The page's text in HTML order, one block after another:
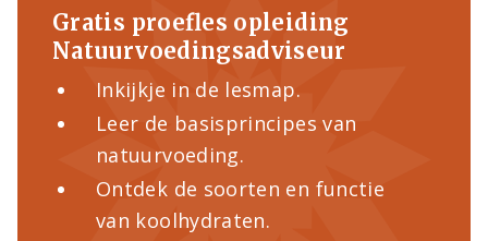
Gratis proefles opleiding
Natuurvoedingsadviseur
Inkijkje in de lesmap.
Leer de basisprincipes van
natuurvoeding.
Ontdek de soorten en functie
van koolhydraten.